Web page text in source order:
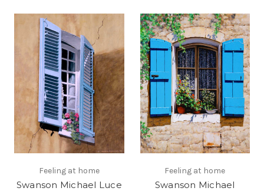
Feeling at home
Swanson Michael Luce
Feeling at home
Swanson Michael